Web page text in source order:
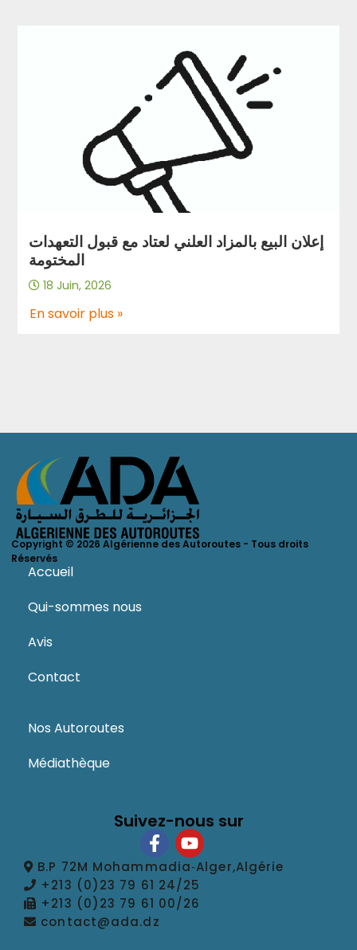
إعلان البيع بالمزاد العلني لعتاد مع قبول التعهدات
المختومة
18 Juin, 2026
En savoir plus »
Copyright © 2026 Algérienne des Autoroutes - Tous droits
Réservés
Accueil
Qui-sommes nous
Avis
Contact
Nos Autoroutes
Médiathèque
Suivez-nous sur
B.P 72M Mohammadia‑Alger,Algérie
+213 (0)23 79 61 24/25
+213 (0)23 79 61 00/26
contact@ada.dz